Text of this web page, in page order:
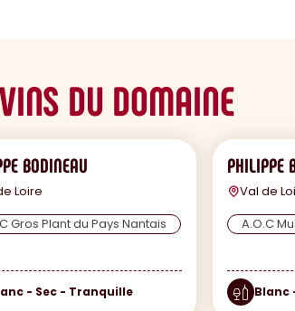
DU DOMAINE
BODINEAU
Loire
Gros Plant du Pays Nantais
- Sec - Tranquille
PHILIPPE
Val de
A.O.C
Blanc